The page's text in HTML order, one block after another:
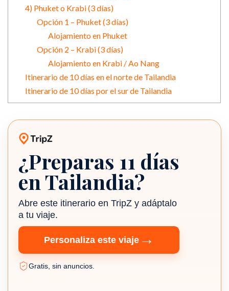
4) Phuket o Krabi (3 días)
Opción 1 – Phuket (3 días)
Alojamiento en Phuket
Opción 2 – Krabi (3 días)
Alojamiento en Krabi / Ao Nang
Itinerario de 10 días en el norte de Tailandia
Itinerario de 10 días por el sur de Tailandia
Itinerario TripZ
¿Preparas 11 días
en Tailandia?
Abre este itinerario en TripZ y adáptalo
a tu viaje.
Personaliza este viaje→
Gratis, sin anuncios.